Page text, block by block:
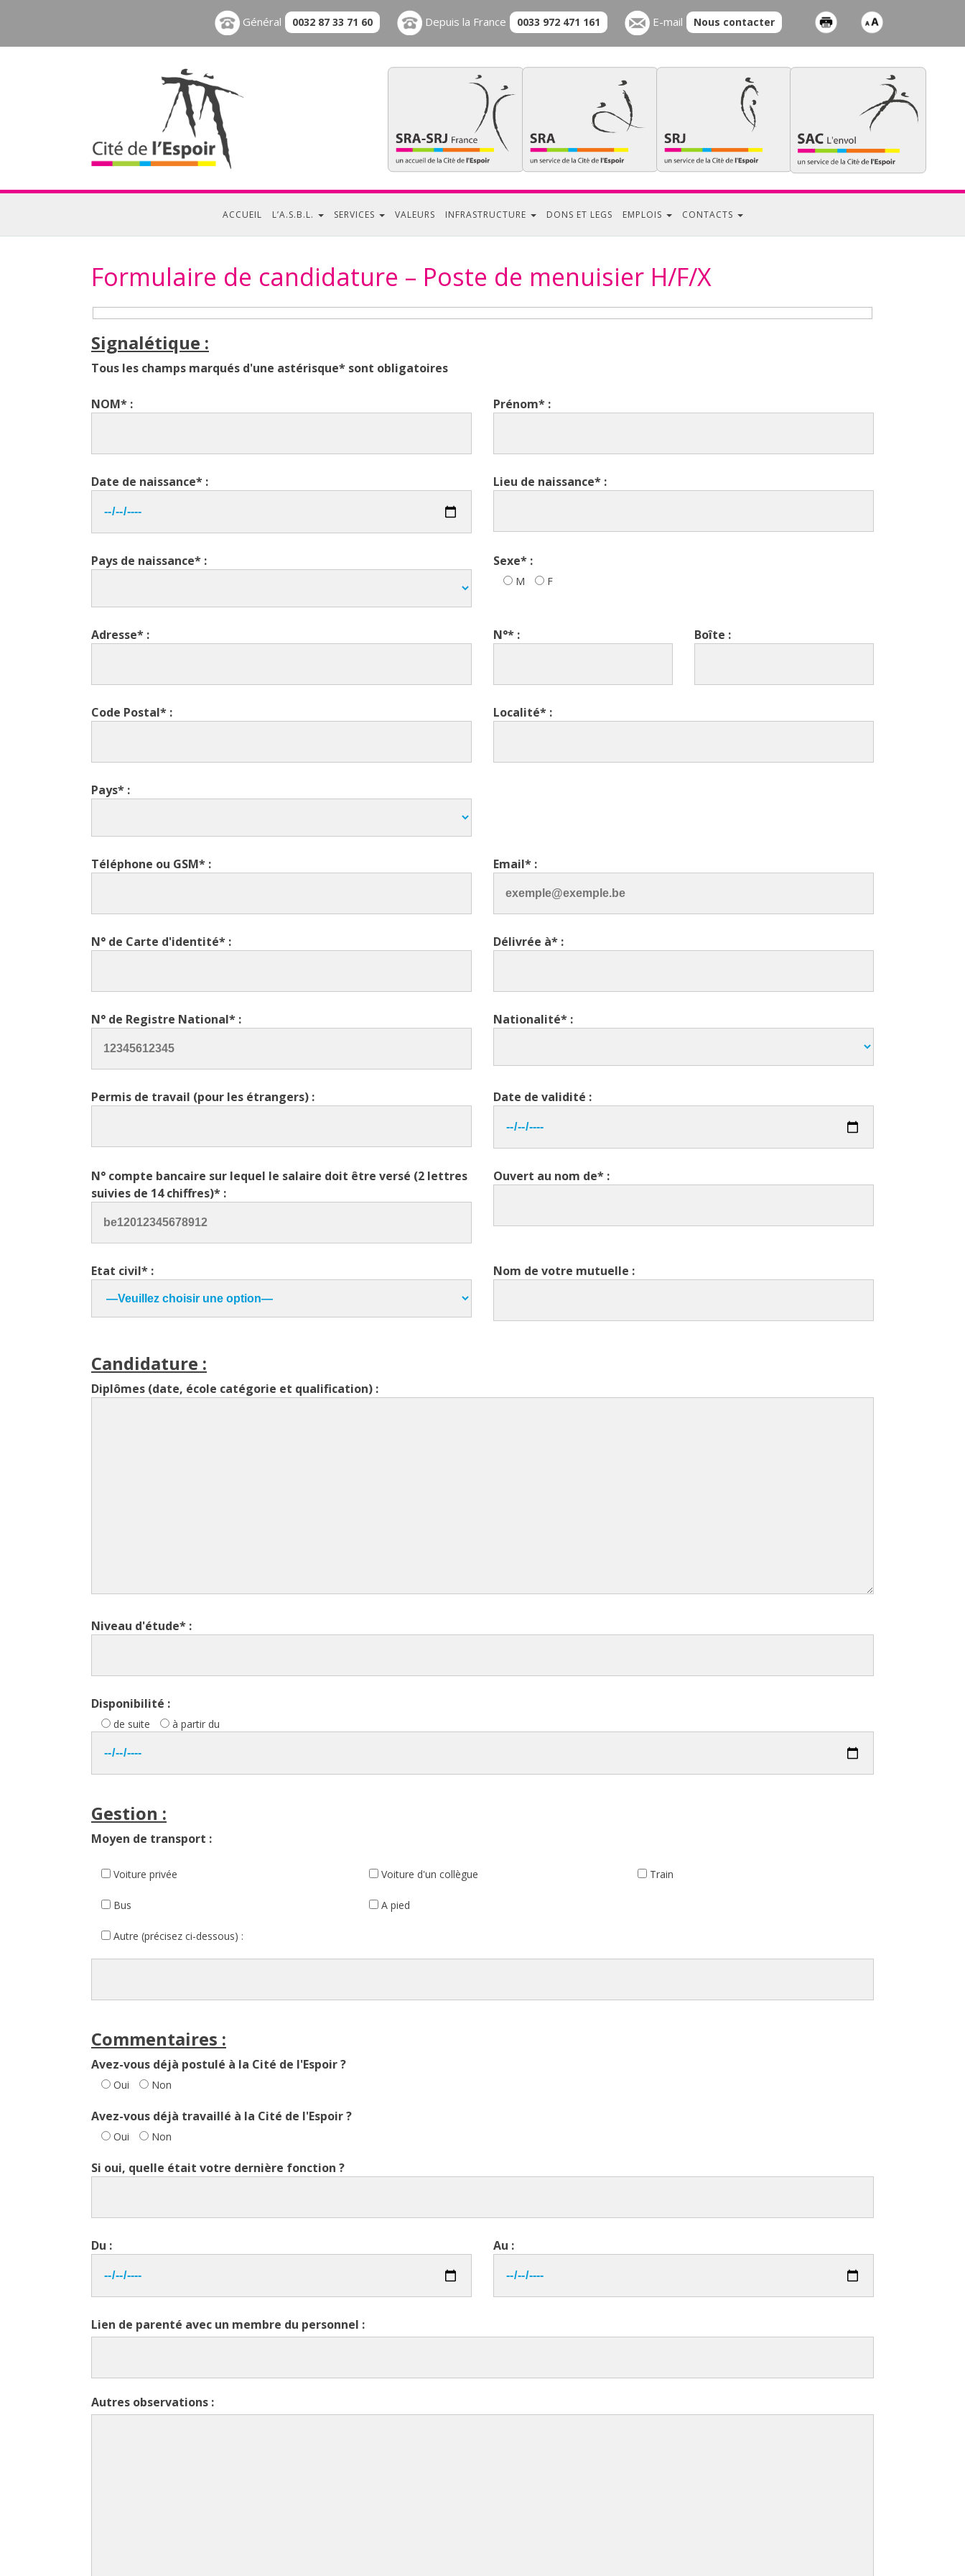
Général 0032 87 33 71 60 Depuis la France 0033 972 471 161 E-mail Nous contacter
ACCUEIL L’A.S.B.L. SERVICES VALEURS INFRASTRUCTURE DONS ET LEGS EMPLOIS CONTACTS
Formulaire de candidature – Poste de menuisier H/F/X
Signalétique :
Tous les champs marqués d'une astérisque* sont obligatoires
NOM* : Prénom* :
Date de naissance* : Lieu de naissance* :
Pays de naissance* : Sexe* :
M F
Adresse* : N°* : Boîte :
Code Postal* : Localité* :
Pays* :
Téléphone ou GSM* : Email* :
N° de Carte d'identité* : Délivrée à* :
N° de Registre National* : Nationalité* :
Permis de travail (pour les étrangers) : Date de validité :
N° compte bancaire sur lequel le salaire doit être versé (2 lettres
suivies de 14 chiffres)* :
Ouvert au nom de* :
Etat civil* : Nom de votre mutuelle :
Candidature :
Diplômes (date, école catégorie et qualification) :
Niveau d'étude* :
Disponibilité :
de suite à partir du
Gestion :
Moyen de transport :
Voiture privée Voiture d'un collègue Train
Bus A pied
Autre (précisez ci-dessous) :
Commentaires :
Avez-vous déjà postulé à la Cité de l'Espoir ?
Oui Non
Avez-vous déjà travaillé à la Cité de l'Espoir ?
Oui Non
Si oui, quelle était votre dernière fonction ?
Du : Au :
Lien de parenté avec un membre du personnel :
Autres observations :